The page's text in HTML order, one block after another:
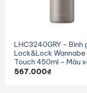
LHC3240GRY – Bình
Lock&Lock Wannabe
Touch 450ml – Màu
567.000₫